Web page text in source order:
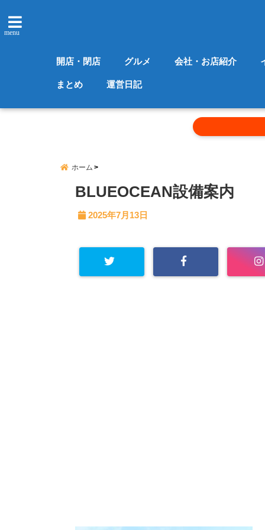
menu
開店・閉店 グルメ 会社・お店紹介
まとめ 運営日記
ホーム
BLUEOCEAN設備案内
2025年7月13日